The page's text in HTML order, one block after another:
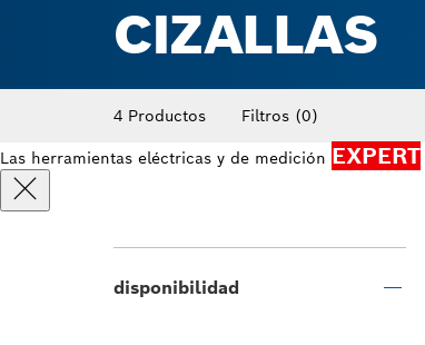
CIZALLAS
4 Productos Filtros (0)
Las herramientas eléctricas y de medición EXPERT
disponibilidad